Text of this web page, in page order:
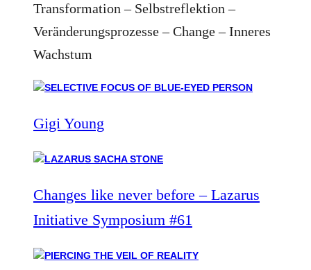
Transformation – Selbstreflektion –
Veränderungsprozesse – Change – Inneres
Wachstum
Gigi Young
Changes like never before – Lazarus
Initiative Symposium #61